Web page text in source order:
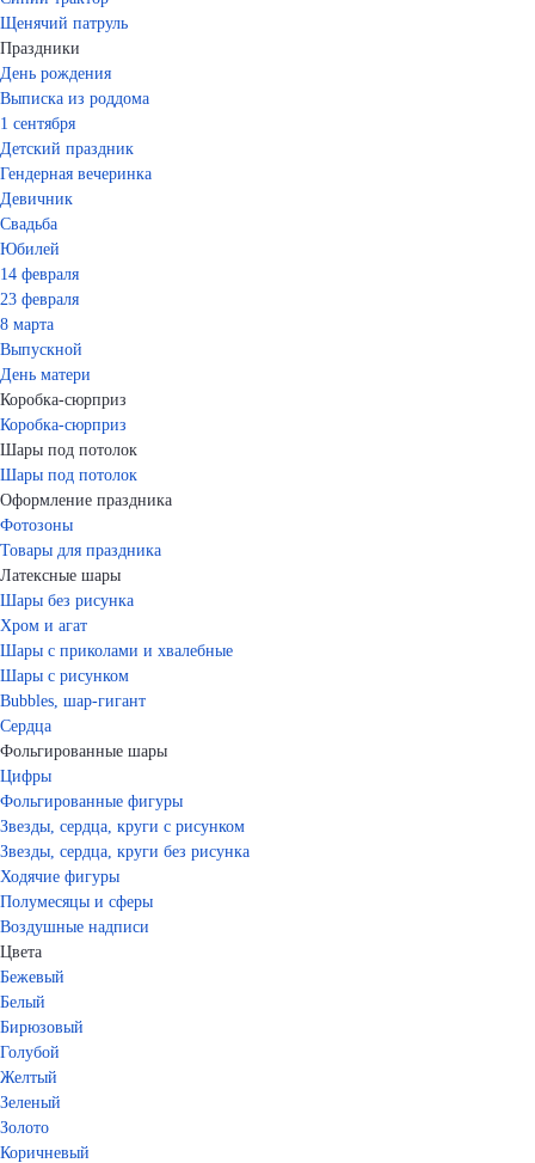
Щенячий патруль
Праздники
День рождения
Выписка из роддома
1 сентября
Детский праздник
Гендерная вечеринка
Девичник
Свадьба
Юбилей
14 февраля
23 февраля
8 марта
Выпускной
День матери
Коробка-сюрприз
Коробка-сюрприз
Шары под потолок
Шары под потолок
Оформление праздника
Фотозоны
Товары для праздника
Латексные шары
Шары без рисунка
Хром и агат
Шары с приколами и хвалебные
Шары с рисунком
Bubbles, шар-гигант
Сердца
Фольгированные шары
Цифры
Фольгированные фигуры
Звезды, сердца, круги с рисунком
Звезды, сердца, круги без рисунка
Ходячие фигуры
Полумесяцы и сферы
Воздушные надписи
Цвета
Бежевый
Белый
Бирюзовый
Голубой
Желтый
Зеленый
Золото
Коричневый